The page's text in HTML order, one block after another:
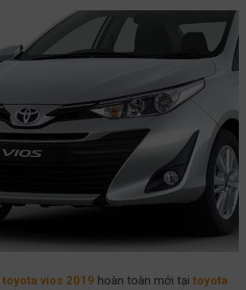
toyota vios 2019 hoàn toàn mới tại toyota